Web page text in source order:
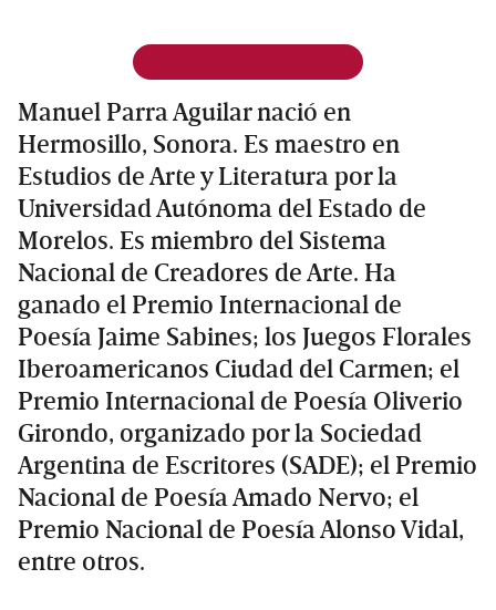
Manuel Parra Aguilar nació en
Hermosillo, Sonora. Es maestro en
Estudios de Arte y Literatura por la
Universidad Autónoma del Estado de
Morelos. Es miembro del Sistema
Nacional de Creadores de Arte. Ha
ganado el Premio Internacional de
Poesía Jaime Sabines; los Juegos Florales
Iberoamericanos Ciudad del Carmen; el
Premio Internacional de Poesía Oliverio
Girondo, organizado por la Sociedad
Argentina de Escritores (SADE); el Premio
Nacional de Poesía Amado Nervo; el
Premio Nacional de Poesía Alonso Vidal,
entre otros.